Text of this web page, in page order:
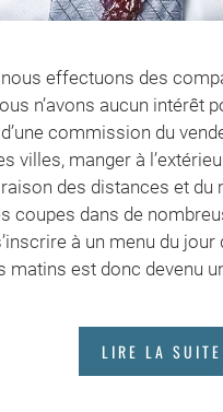
effectuons des
n’avons aucun
commission du
villes, manger à
des distances et
coupes dans de
à un menu du
matins est donc devenu
LIRE LA SUITE